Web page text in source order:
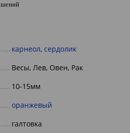
карнеол, сердолик
Весы, Лев, Овен, Рак
10-15мм
оранжевый
галтовка